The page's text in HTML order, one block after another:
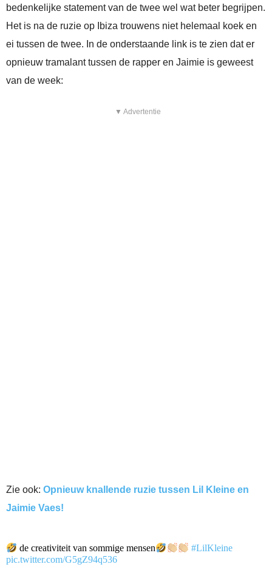
bedenkelijke statement van de twee wel wat beter begrijpen.
Het is na de ruzie op Ibiza trouwens niet helemaal koek en
ei tussen de twee. In de onderstaande link is te zien dat er
opnieuw tramalant tussen de rapper en Jaimie is geweest
van de week:
▼ Advertentie
Zie ook: Opnieuw knallende ruzie tussen Lil Kleine en
Jaimie Vaes!
de creativiteit van sommige mensen
#LilKleine
pic.twitter.com/G5gZ94q536